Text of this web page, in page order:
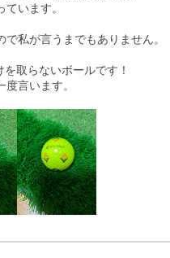
います。
私が言うまでもありません。
取らないボールです！
言います。